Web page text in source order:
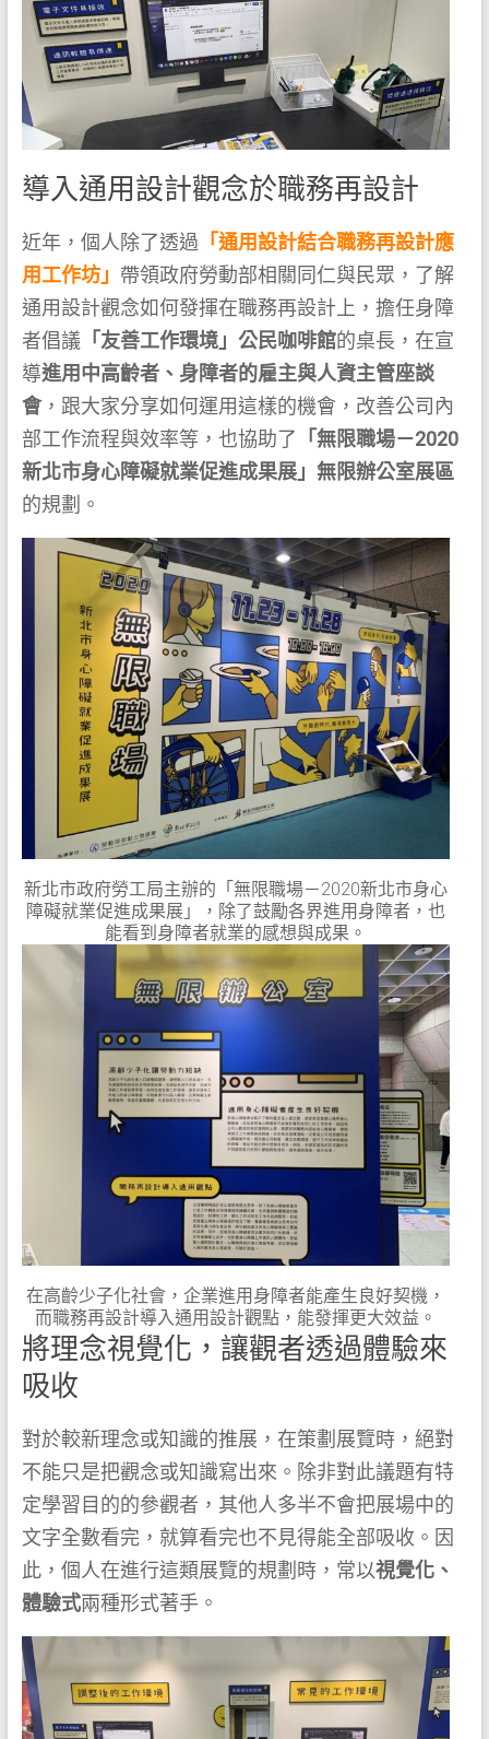
導入通用設計觀念於職務再設計
近年，個人除了透過 「通用設計結合職務再設計應
用工作坊」 帶領政府勞動部相關同仁與民眾，了解
通用設計觀念如何發揮在職務再設計上，擔任身障
者倡議「友善工作環境」公民咖啡館的桌長，在宣
導進用中高齡者、身障者的雇主與人資主管座談
會，跟大家分享如何運用這樣的機會，改善公司內
部工作流程與效率等，也協助了 「無限職場－2020
新北市身心障礙就業促進成果展」無限辦公室展區
的規劃。
新北市政府勞工局主辦的「無限職場－2020新北市身心
障礙就業促進成果展」，除了鼓勵各界進用身障者，也
能看到身障者就業的感想與成果。
在高齡少子化社會，企業進用身障者能產生良好契機，
而職務再設計導入通用設計觀點，能發揮更大效益。
將理念視覺化，讓觀者透過體驗來
吸收
對於較新理念或知識的推展，在策劃展覽時，絕對
不能只是把觀念或知識寫出來。除非對此議題有特
定學習目的的參觀者，其他人多半不會把展場中的
文字全數看完，就算看完也不見得能全部吸收。因
此，個人在進行這類展覽的規劃時，常以視覺化、
體驗式兩種形式著手。